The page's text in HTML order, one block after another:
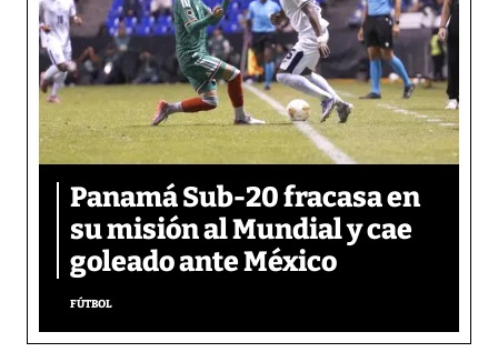
Panamá Sub-20 fracasa en
su misión al Mundial y cae
goleado ante México
FÚTBOL